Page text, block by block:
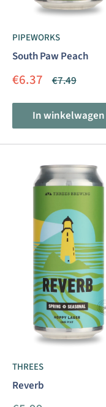
PIPEWORKS
South Paw Peach
Aanbiedingsprijs
€6.37 Normale
€7.49
In winkelwagen
THREES
Reverb